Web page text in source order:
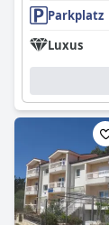
Parkplatz
Luxus